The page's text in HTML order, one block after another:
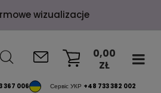
wizualizacje
367 006 Сервіс УКР +48 733 382 002
0,00
ZŁ